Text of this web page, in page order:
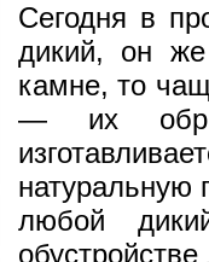
Сегодня в
дикий, он
камне, то
— их
натуральную
любой